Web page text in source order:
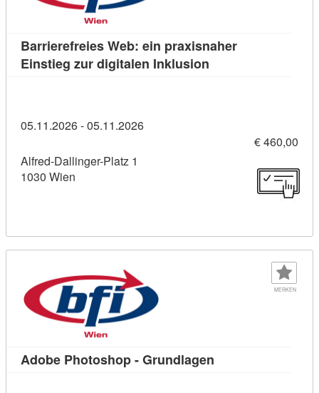
Barrierefreies Web: ein praxisnaher
Einstieg zur digitalen Inklusion
05.11.2026 - 05.11.2026
€ 460,00
Alfred-Dallinger-Platz 1
1030 Wien
MERKEN
Adobe Photoshop - Grundlagen